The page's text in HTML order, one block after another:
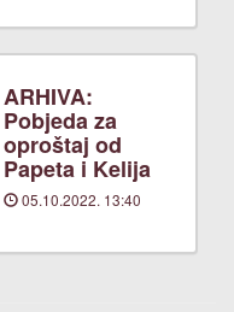
ARHIVA:
Pobjeda za
oproštaj od
Papeta i Kelija
05.10.2022. 13:40